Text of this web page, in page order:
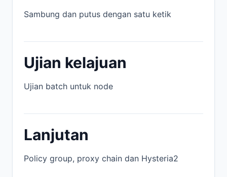
Sambung dan putus dengan satu ketik
Ujian kelajuan
Ujian batch untuk node
Lanjutan
Policy group, proxy chain dan Hysteria2